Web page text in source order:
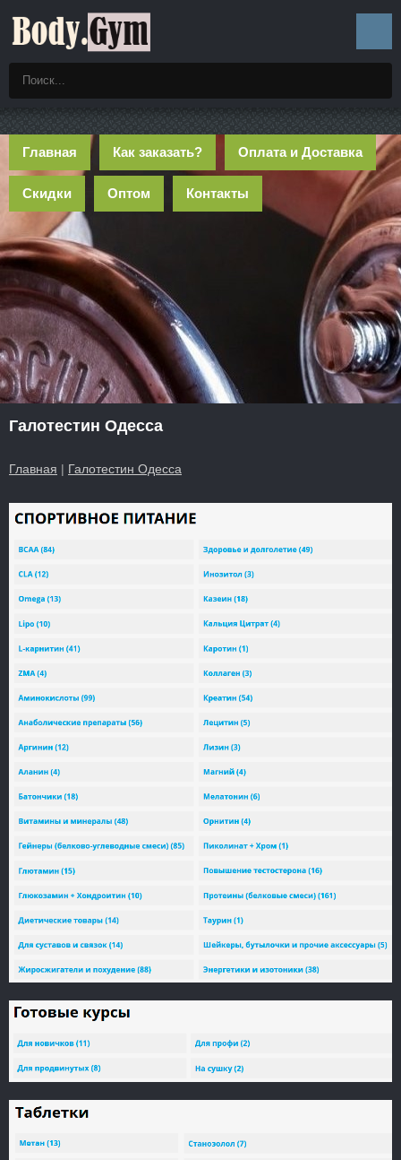
Главная Как заказать? Оплата и Доставка
Скидки Оптом Контакты
Галотестин Одесса
Главная | Галотестин Одесса